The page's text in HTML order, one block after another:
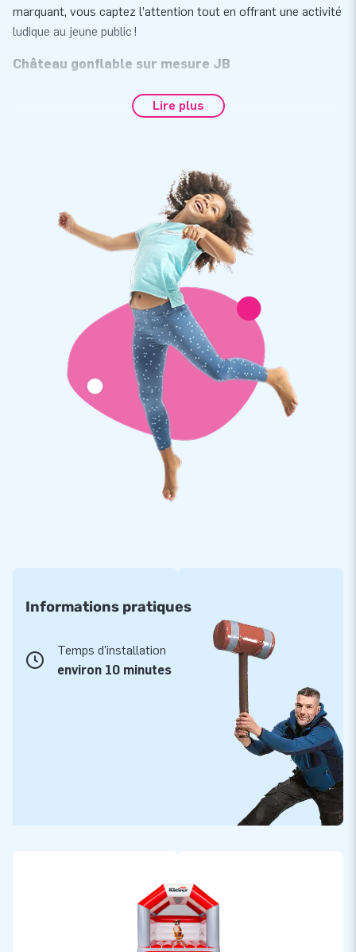
marquant, vous captez l’attention tout en offrant une activité
ludique au jeune public !
Château gonflable sur mesure JB
Vous souhaitez toucher un public jeune - ainsi que leurs
parents ? Faites-le de façon ludique avec un château
un excellent outil pour vous mettre en valeur.
Souhaitez-vous obtenir plus d'informations sur un château
gonflable personnalisé? Dans ce cas, veuillez nous
Lire plus
Informations pratiques
Temps d'installation
environ 10 minutes